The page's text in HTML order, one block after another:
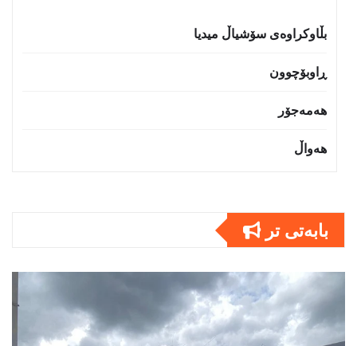
بڵاوکراوەی سۆشیاڵ میدیا
ڕاوبۆچوون
هەمەجۆر
هەواڵ
بابەتى تر